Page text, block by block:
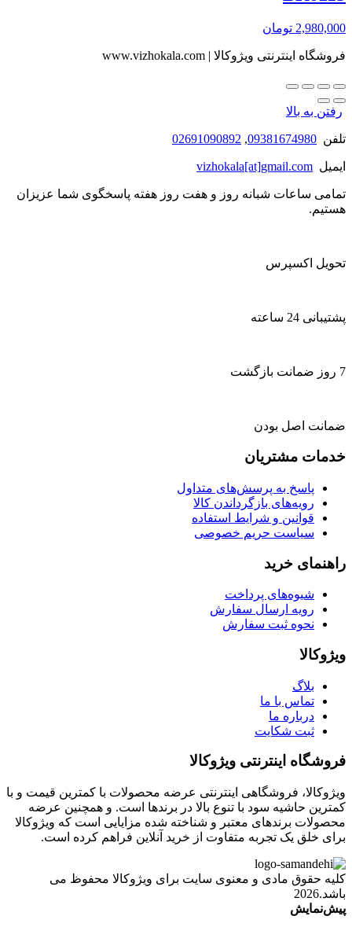
2,980,000 تومان
فروشگاه اینترنتی ویژوکالا | www.vizhokala.com
رفتن به بالا
تلفن 09381674980
,
02691090892
ایمیل vizhokala[at]gmail.com
تمامی ساعات شبانه روز و هفت روز هفته پاسخگوی شما عزیزان
هستیم.
تحویل اکسپرس
پشتیبانی 24 ساعته
7 روز ضمانت بازگشت
ضمانت اصل بودن
خدمات مشتریان
پاسخ به پرسش‌های متداول
رویه‌های بازگرداندن کالا
قوانین و شرایط استفاده
سیاست حریم خصوصی
راهنمای خرید
شیوه‌های پرداخت
رویه ارسال سفارش
نحوه ثبت سفارش
ویژوکالا
بلاگ
تماس با ما
درباره ما
ثبت شکایت
فروشگاه اینترنتی ویژوکالا
ویژوکالا، فروشگاهی اینترنتی عرضه محصولات با کمترین قیمت و با
کمترین حاشیه سود با تنوع بالا در برندها است. و همچنین عرضه
محصولات برندهای معتبر و شناخته شده مزایایی است که ویژوکالا
برای خلق یک تجربه متفاوت از خرید آنلاین فراهم کرده است.
کلیه حقوق مادی و معنوی سایت برای ویژوکالا محفوظ می
باشد.2026
پیش‌نمایش